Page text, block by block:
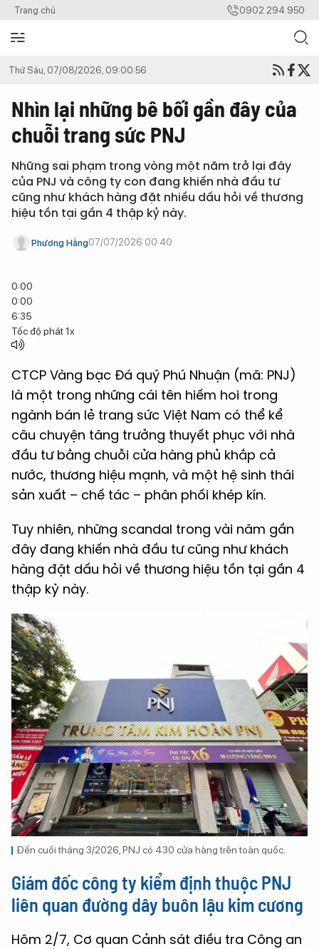
Trang chủ 0902.294.950
Thứ Sáu, 07/08/2026, 09:00:56
Nhìn lại những bê bối gần đây của
chuỗi trang sức PNJ
Những sai phạm trong vòng một năm trở lại đây
của PNJ và công ty con đang khiến nhà đầu tư
cũng như khách hàng đặt nhiều dấu hỏi về thương
hiệu tồn tại gần 4 thập kỷ này.
Phương Hằng07/07/2026 00:40
0:00
0:00
6:35
Tốc độ phát1x
CTCP Vàng bạc Đá quý Phú Nhuận (mã: PNJ)
là một trong những cái tên hiếm hoi trong
ngành bán lẻ trang sức Việt Nam có thể kể
câu chuyện tăng trưởng thuyết phục với nhà
đầu tư bằng chuỗi cửa hàng phủ khắp cả
nước, thương hiệu mạnh, và một hệ sinh thái
sản xuất – chế tác – phân phối khép kín.
Tuy nhiên, những scandal trong vài năm gần
đây đang khiến nhà đầu tư cũng như khách
hàng đặt dấu hỏi về thương hiệu tồn tại gần 4
thập kỷ này.
Đến cuối tháng 3/2026, PNJ có 430 cửa hàng trên toàn quốc.
Giám đốc công ty kiểm định thuộc PNJ
liên quan đường dây buôn lậu kim cương
Hôm 2/7, Cơ quan Cảnh sát điều tra Công an